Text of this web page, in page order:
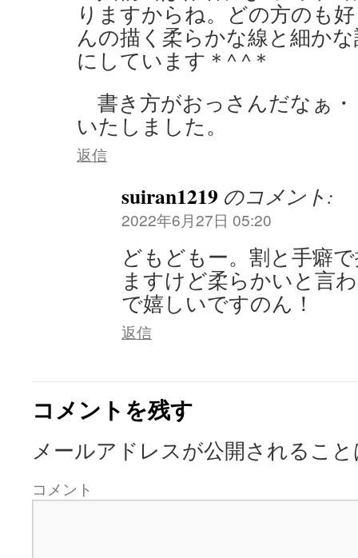
りますからね。どの方のも
んの描く柔らかな線と細か
にしています＊^ ^＊
書き方がおっさんだなぁ・
いたしました。
返信
suiran1219 のコメント:
2022年6月27日 05:20
どもどもー。割と手癖
ますけど柔らかいと言
で嬉しいですのん！
返信
コメントを残す
メールアドレスが公開されるこ
コメント